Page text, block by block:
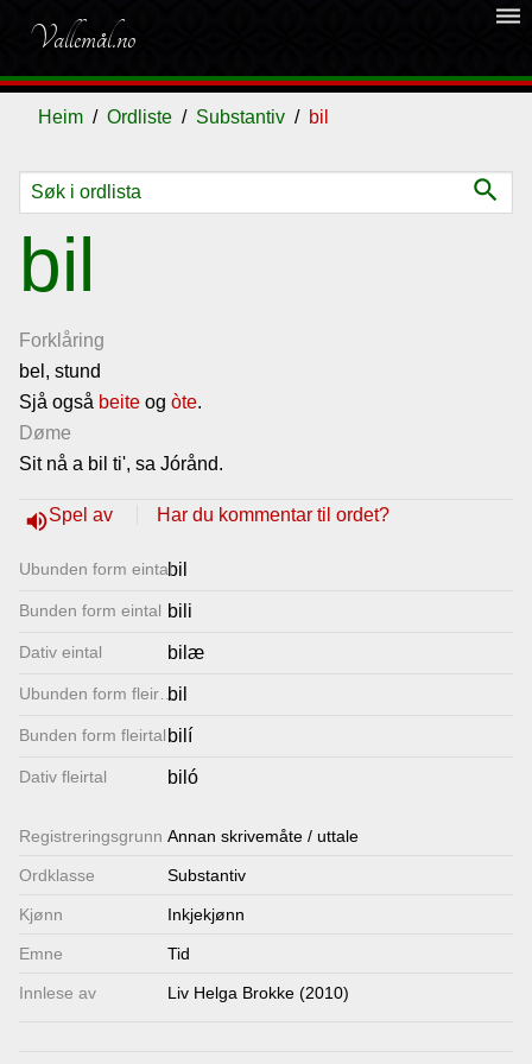
Vallemål.no
dehaze
Heim Ordliste Substantiv bil
search
bil
Forklåring
bel, stund
Sjå også beite og òte.
Døme
Sit nå a bil ti', sa Jórånd.
volume_upSpel av Har du kommentar til ordet?
Ubunden form eintalbil
Bunden form eintal bili
Dativ eintal bilæ
Ubunden form fleirtal
bil
Bunden form fleirtal bilí
Dativ fleirtal biló
Registrerings­grunn Annan skrivemåte / uttale
Ordklasse Substantiv
Kjønn Inkjekjønn
Emne Tid
Innlese av Liv Helga Brokke (2010)
Ordliste
Om
vallemålet
Gjestebok
Lenkjer
Kontakt
oss